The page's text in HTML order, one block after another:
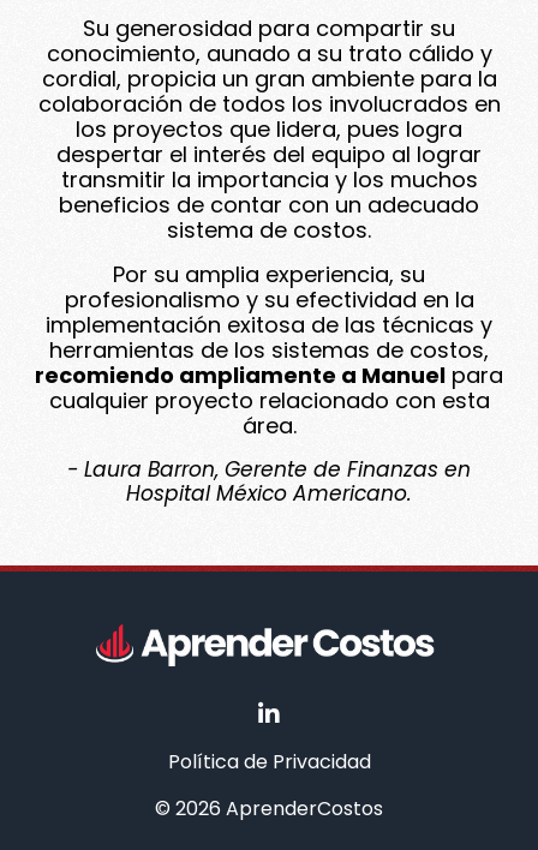
Su generosidad para compartir su
conocimiento, aunado a su trato cálido y
cordial, propicia un gran ambiente para la
colaboración de todos los involucrados en
los proyectos que lidera, pues logra
despertar el interés del equipo al lograr
transmitir la importancia y los muchos
beneficios de contar con un adecuado
sistema de costos.
Por su amplia experiencia, su
profesionalismo y su efectividad en la
implementación exitosa de las técnicas y
herramientas de los sistemas de costos,
recomiendo ampliamente a Manuel para
cualquier proyecto relacionado con esta
área.
- Laura Barron, Gerente de Finanzas en
Hospital México Americano.
Política de Privacidad
© 2026 AprenderCostos